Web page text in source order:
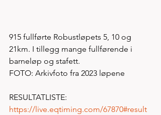
915 fullførte Robustløpets 5, 10 og
21km. I tillegg mange fullførende i
barneløp og stafett.
FOTO: Arkivfoto fra 2023 løpene
RESULTATLISTE:
https://live.eqtiming.com/67870#result